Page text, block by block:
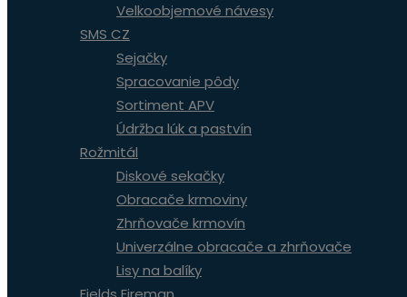
Velkoobjemové návesy
SMS CZ
Sejačky
Spracovanie pôdy
Sortiment APV
Údržba lúk a pastvín
Rožmitál
Diskové sekačky
Obracače krmoviny
Zhrňovače krmovín
Univerzálne obracače a zhrňovače
Lisy na balíky